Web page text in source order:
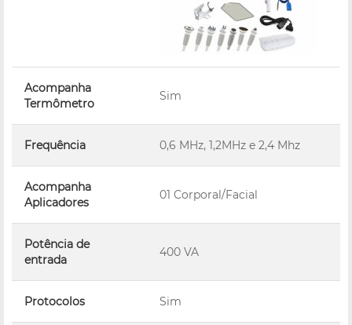
Acompanha
Termômetro
Sim
Frequência 0,6 MHz, 1,2MHz e 2,4 Mhz
Acompanha
Aplicadores
01 Corporal/Facial
Potência de
entrada
400 VA
Protocolos Sim